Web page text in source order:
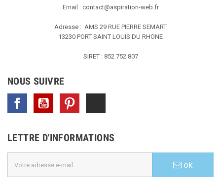
Email : contact@aspiration-web.fr
Adresse : AMS 29 RUE PIERRE SEMART
13230 PORT SAINT LOUIS DU RHONE
SIRET : 852 752 807
NOUS SUIVRE
Facebook YouTube
LETTRE D'INFORMATIONS
ok